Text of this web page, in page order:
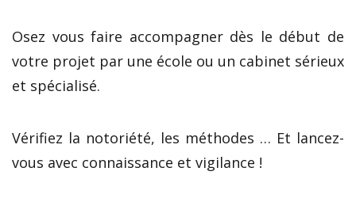
Osez vous faire accompagner dès le début de
votre projet par une école ou un cabinet sérieux
et spécialisé.
Vérifiez la notoriété, les méthodes … Et lancez-
vous avec connaissance et vigilance !